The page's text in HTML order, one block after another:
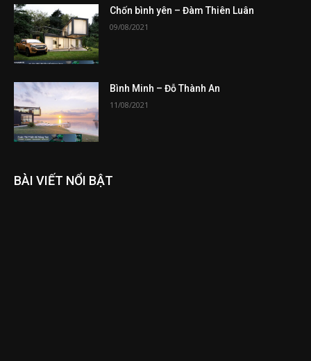
Chốn bình yên – Đàm Thiên Luân
09/08/2021
Bình Minh – Đỗ Thành An
11/08/2021
BÀI VIẾT NỔI BẬT